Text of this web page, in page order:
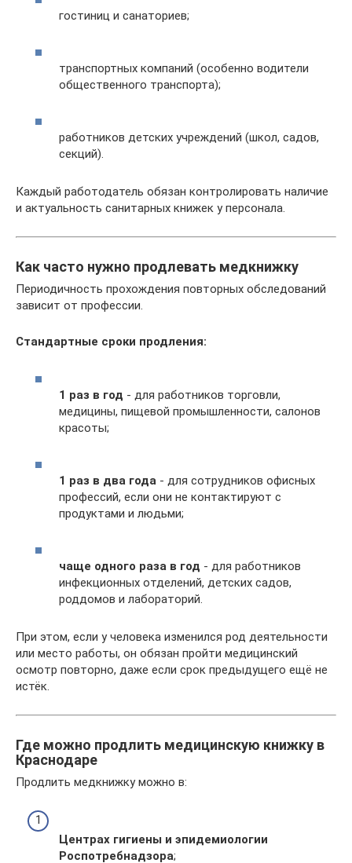
гостиниц и санаториев;
транспортных компаний (особенно водители
общественного транспорта);
работников детских учреждений (школ, садов,
секций).
Каждый работодатель обязан контролировать наличие
и актуальность санитарных книжек у персонала.
Как часто нужно продлевать медкнижку
Периодичность прохождения повторных обследований
зависит от профессии.
Стандартные сроки продления:
1 раз в год - для работников торговли,
медицины, пищевой промышленности, салонов
красоты;
1 раз в два года - для сотрудников офисных
профессий, если они не контактируют с
продуктами и людьми;
чаще одного раза в год - для работников
инфекционных отделений, детских садов,
роддомов и лабораторий.
При этом, если у человека изменился род деятельности
или место работы, он обязан пройти медицинский
осмотр повторно, даже если срок предыдущего ещё не
истёк.
Где можно продлить медицинскую книжку в
Краснодаре
Продлить медкнижку можно в:
Центрах гигиены и эпидемиологии
Роспотребнадзора;